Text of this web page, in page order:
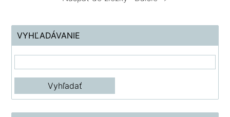
VYHĽADÁVANIE